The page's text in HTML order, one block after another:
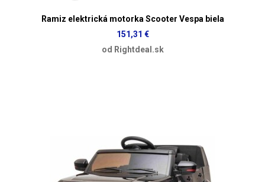
Ramiz elektrická motorka Scooter Vespa biela
151,31 €
od Rightdeal.sk